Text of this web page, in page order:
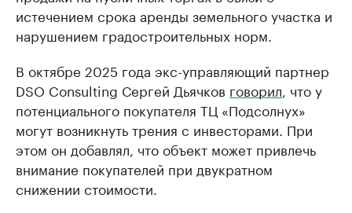
истечением срока аренды земельного участка и
нарушением градостроительных норм.
В октябре 2025 года экс-управляющий партнер
DSO Consulting Сергей Дьячков говорил , что у
потенциального покупателя ТЦ «Подсолнух»
могут возникнуть трения с инвесторами. При
этом он добавлял, что объект может привлечь
внимание покупателей при двукратном
снижении стоимости.